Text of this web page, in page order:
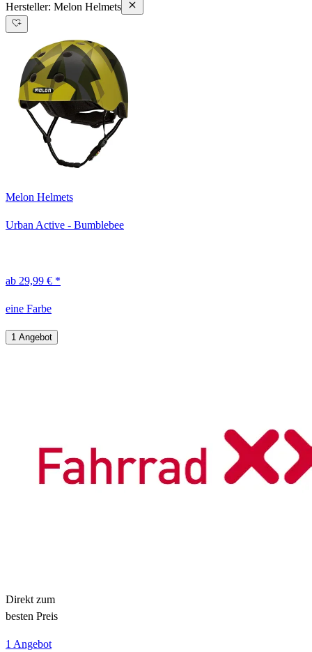
Hersteller: Melon Helmets
Melon Helmets
Urban Active - Bumblebee
ab 29,99 € *
eine Farbe
1 Angebot
Direkt zum
besten Preis
1 Angebot